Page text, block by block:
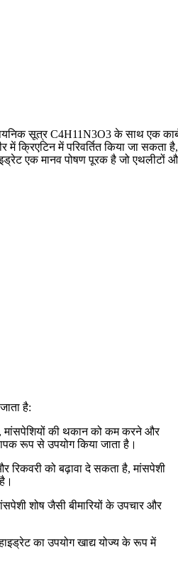
सूत्र C4H11N3O3 के साथ एक
क्रिएटिन में परिवर्तित किया जा
एक मानव पोषण पूरक है जो एथलीटों
है:
मांसपेशियों की थकान को कम करने और
रूप से उपयोग किया जाता है।
रिकवरी को बढ़ावा दे सकता है, मांसपेशी
शोष जैसी बीमारियों के उपचार और
का उपयोग खाद्य योज्य के रूप में